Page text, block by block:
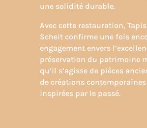
une solidité durable.
Avec cette restauration,
Scheit confirme une fois
engagement envers
préservation du patrimoine
qu’il s’agisse de pièces
de créations contemporaines
inspirées par le passé.